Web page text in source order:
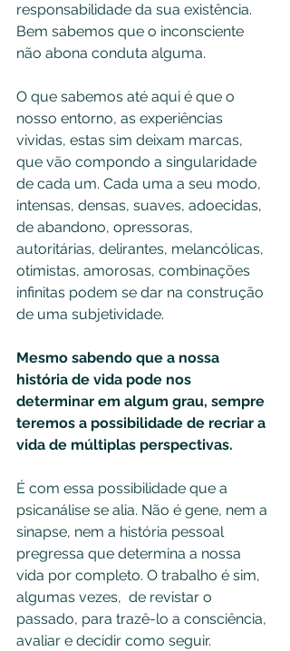
responsabilidade da sua existência.
Bem sabemos que o inconsciente
não abona conduta alguma.
O que sabemos até aqui é que o
nosso entorno, as experiências
vividas, estas sim deixam marcas,
que vão compondo a singularidade
de cada um. Cada uma a seu modo,
intensas, densas, suaves, adoecidas,
de abandono, opressoras,
autoritárias, delirantes, melancólicas,
otimistas, amorosas, combinações
infinitas podem se dar na construção
de uma subjetividade.
Mesmo sabendo que a nossa
história de vida pode nos
determinar em algum grau, sempre
teremos a possibilidade de recriar a
vida de múltiplas perspectivas.
É com essa possibilidade que a
psicanálise se alia. Não é gene, nem a
sinapse, nem a história pessoal
pregressa que determina a nossa
vida por completo. O trabalho é sim,
algumas vezes,  de revistar o
passado, para trazê-lo a consciência,
avaliar e decidir como seguir.